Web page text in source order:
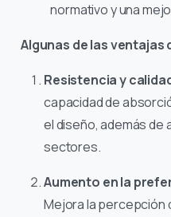
normativo y una
Algunas de las
Resistencia y
capacidad de
el diseño, además de
sectores.
Aumento en la
Mejora la percepción